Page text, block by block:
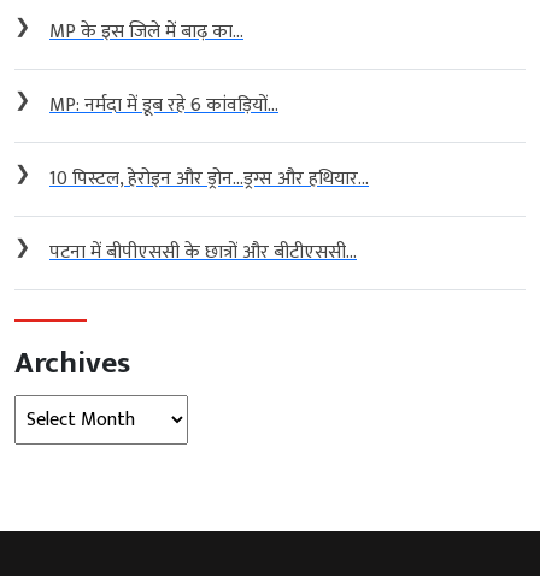
❯ MP के इस जिले में बाढ़ का...
❯ MP: नर्मदा में डूब रहे 6 कांवड़ियों...
❯ 10 पिस्टल, हेरोइन और ड्रोन…ड्रग्स और हथियार...
❯ पटना में बीपीएससी के छात्रों और बीटीएससी...
Archives
Archives